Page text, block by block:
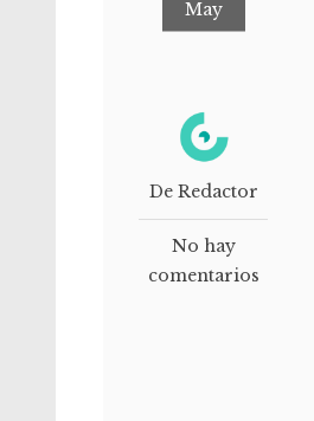
May
De Redactor
No hay
comentarios